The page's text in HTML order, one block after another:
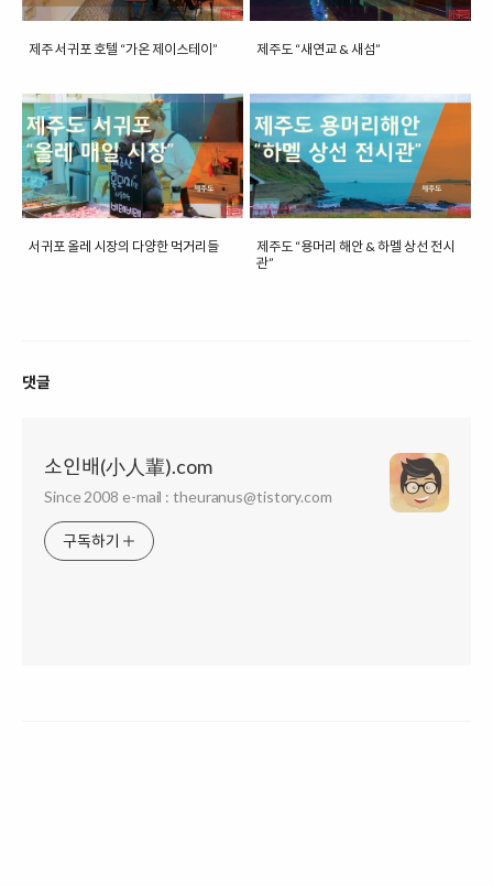
제주 서귀포 호텔 “가온 제이스테이” 제주도 “새연교 & 새섬”
서귀포 올레 시장의 다양한 먹거리들
제주도 “용머리 해안 & 하멜 상선 전시
관”
댓글
소인배(小人輩).com
Since 2008 e-mail : theuranus@tistory.com
구독하기